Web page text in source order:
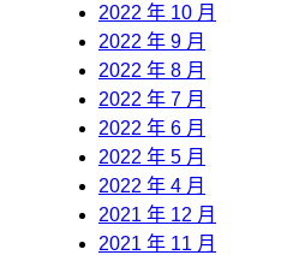
2022 年 10 月
2022 年 9 月
2022 年 8 月
2022 年 7 月
2022 年 6 月
2022 年 5 月
2022 年 4 月
2021 年 12 月
2021 年 11 月